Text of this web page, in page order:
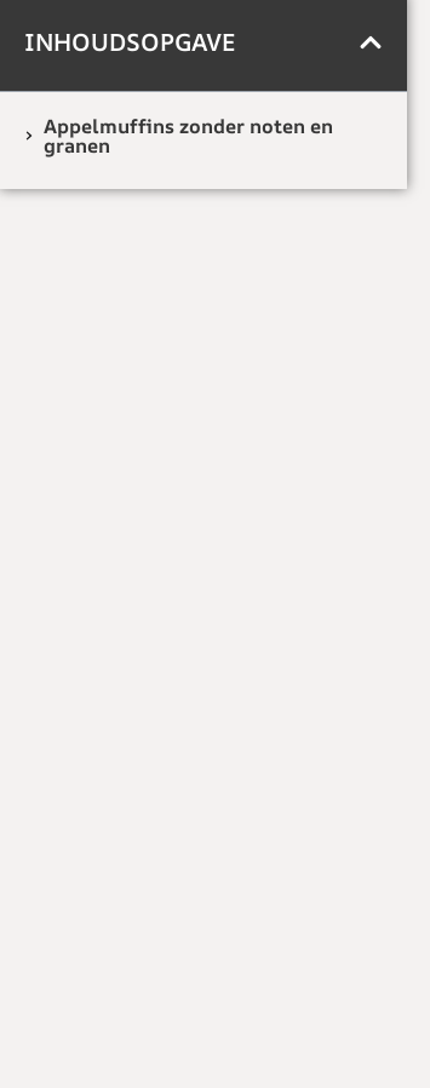
INHOUDSOPGAVE
Appelmuffins zonder noten en
granen